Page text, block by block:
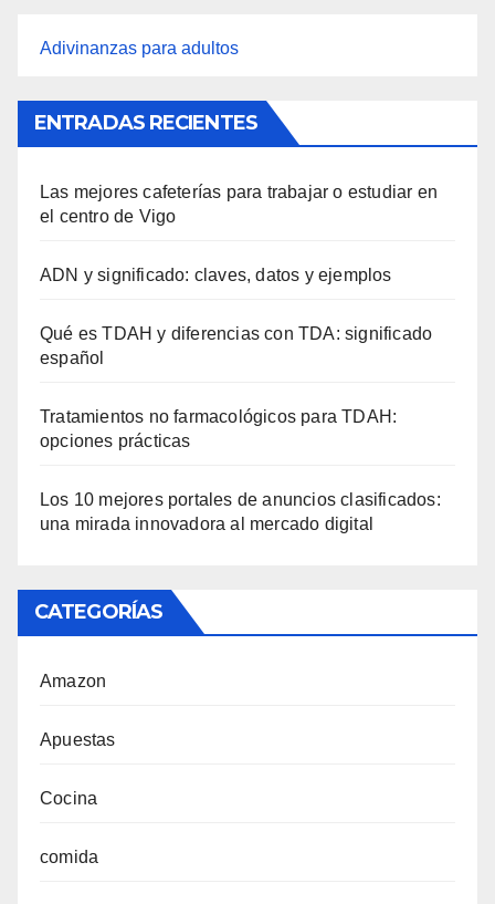
Adivinanzas para adultos
ENTRADAS RECIENTES
Las mejores cafeterías para trabajar o estudiar en
el centro de Vigo
ADN y significado: claves, datos y ejemplos
Qué es TDAH y diferencias con TDA: significado
español
Tratamientos no farmacológicos para TDAH:
opciones prácticas
Los 10 mejores portales de anuncios clasificados:
una mirada innovadora al mercado digital
CATEGORÍAS
Amazon
Apuestas
Cocina
comida